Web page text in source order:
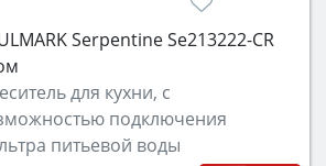
Serpentine Se213222-CR
для кухни, с
подключения
питьевой воды